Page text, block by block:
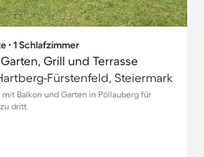
∙ 1 Schlafzimmer
Grill und Terrasse
Fürstenfeld, Steiermark
mit Balkon und Garten in Pöllauberg für
dritt